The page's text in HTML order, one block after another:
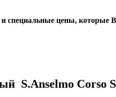
специальные цены, которые
S.Anselmo Corso